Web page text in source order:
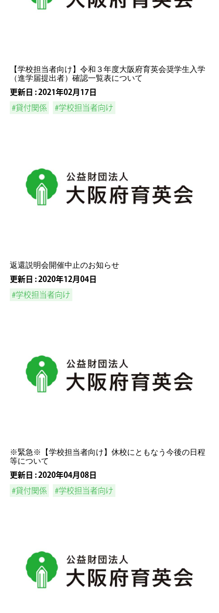
【学校担当者向け】令和３年度大阪府育英会奨学生入学
（進学届提出者）確認一覧表について
更新日 : 2021年02月17日
#貸付関係
#学校担当者向け
返還説明会開催中止のお知らせ
更新日 : 2020年12月04日
#学校担当者向け
※緊急※【学校担当者向け】休校にともなう今後の日程
等について
更新日 : 2020年04月08日
#貸付関係
#学校担当者向け